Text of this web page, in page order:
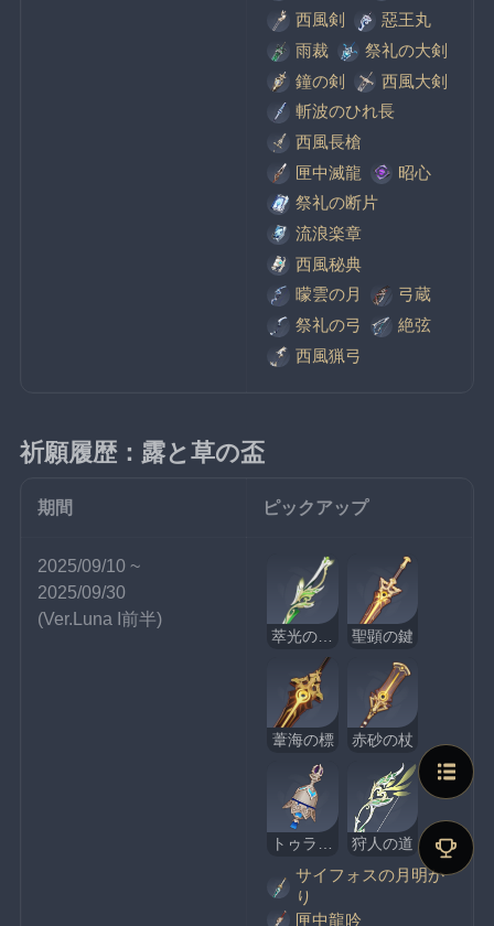
西風剣
惡王丸
雨裁
祭礼の大剣
鐘の剣
西風大剣
斬波のひれ長
西風長槍
匣中滅龍
昭心
祭礼の断片
流浪楽章
西風秘典
曚雲の月
弓蔵
祭礼の弓
絶弦
西風猟弓
祈願履歴：露と草の盃
期間 ピックアップ
2025/09/10 ~
2025/09/30
(Ver.Luna I前半)
萃光の裁葉 聖顕の鍵
葦海の標 赤砂の杖
トゥライトゥーラの記憶 狩人の道
サイフォスの月明か
り
匣中龍吟